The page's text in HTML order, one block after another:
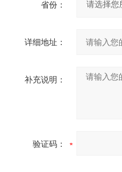
省份：
详细地址：
补充说明：
验证码：